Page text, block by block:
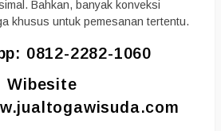
Bahkan, banyak konveksi
khusus untuk pemesanan tertentu.
0812-2282-1060
Wibesite